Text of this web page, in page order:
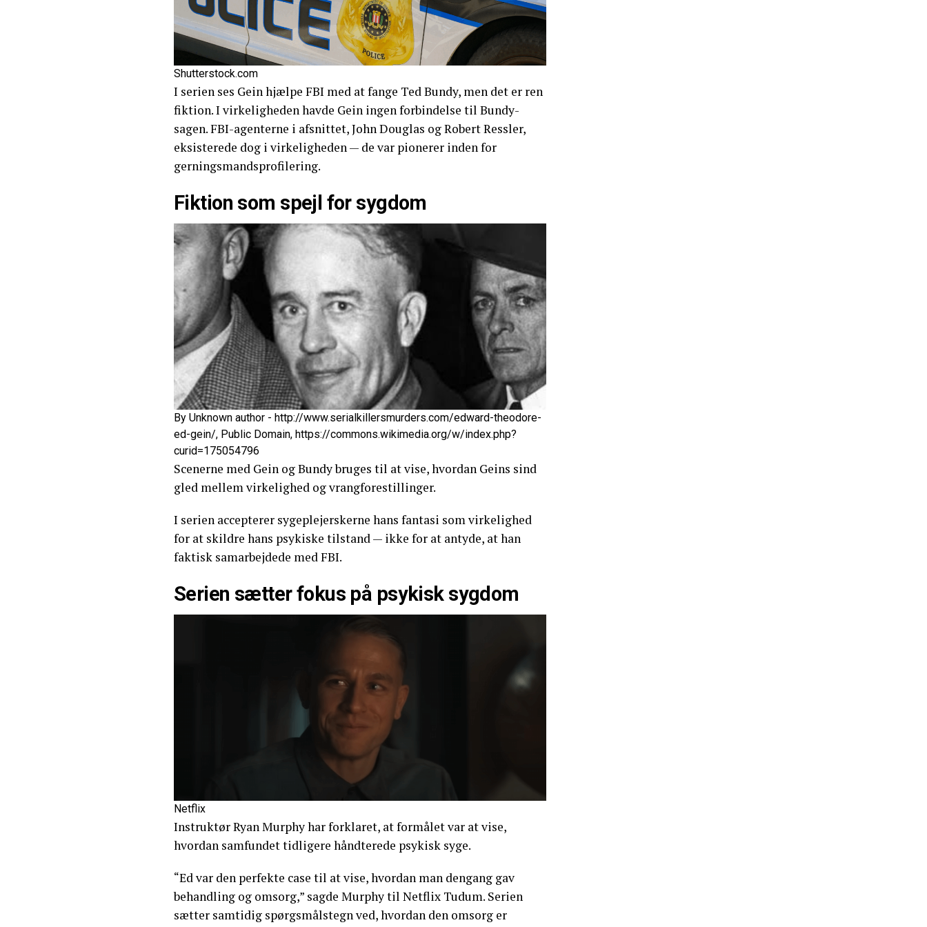
Shutterstock.com
I serien ses Gein hjælpe FBI med at fange Ted Bundy, men det er ren
fiktion. I virkeligheden havde Gein ingen forbindelse til Bundy-
sagen. FBI-agenterne i afsnittet, John Douglas og Robert Ressler,
eksisterede dog i virkeligheden — de var pionerer inden for
gerningsmandsprofilering.
Fiktion som spejl for sygdom
By Unknown author - http://www.serialkillersmurders.com/edward-theodore-
ed-gein/, Public Domain, https://commons.wikimedia.org/w/index.php?
curid=175054796
Scenerne med Gein og Bundy bruges til at vise, hvordan Geins sind
gled mellem virkelighed og vrangforestillinger.
I serien accepterer sygeplejerskerne hans fantasi som virkelighed
for at skildre hans psykiske tilstand — ikke for at antyde, at han
faktisk samarbejdede med FBI.
Serien sætter fokus på psykisk sygdom
Netflix
Instruktør Ryan Murphy har forklaret, at formålet var at vise,
hvordan samfundet tidligere håndterede psykisk syge.
“Ed var den perfekte case til at vise, hvordan man dengang gav
behandling og omsorg,” sagde Murphy til Netflix Tudum. Serien
sætter samtidig spørgsmålstegn ved, hvordan den omsorg er